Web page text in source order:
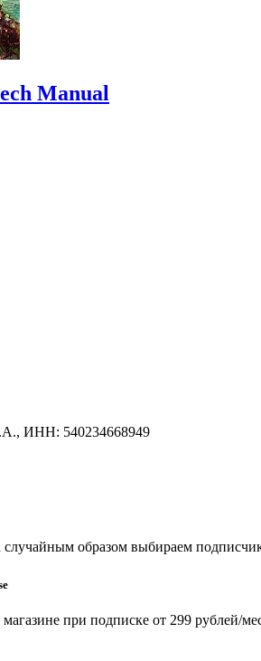
Manual
ИНН: 540234668949
случайным образом выбираем
при подписке от 299 рублей/